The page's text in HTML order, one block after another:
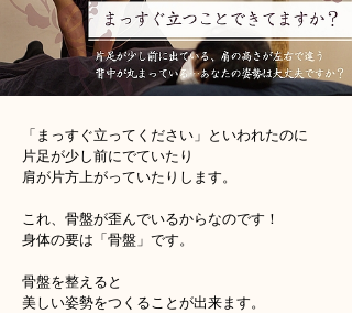
「まっすぐ立ってください」といわれたのに
片足が少し前にでていたり
肩が片方上がっていたりします。
これ、骨盤が歪んでいるからなのです！
身体の要は「骨盤」です。
骨盤を整えると
美しい姿勢をつくることが出来ます。